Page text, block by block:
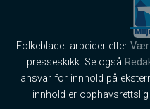
Folkebladet arbeider etter Vær
presseskikk. Se også
ansvar for innhold på
innhold er